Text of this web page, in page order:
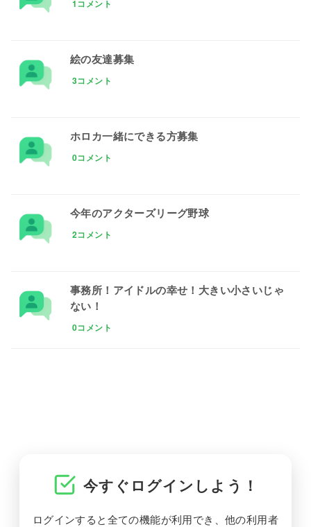
1コメント
絵の友達募集
3コメント
ホロカ一緒にできる方募集
0コメント
今年のアクターズリーグ野球
2コメント
事務所！アイドルの幸せ！大きい小さいじゃ
ない！
0コメント
今すぐログインしよう！
ログインすると全ての機能が利用でき、他の利用者